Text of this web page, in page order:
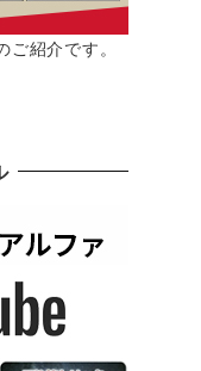
紹介です。